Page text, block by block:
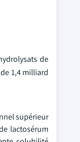
de
1,4 milliard
supérieur
lactosérum